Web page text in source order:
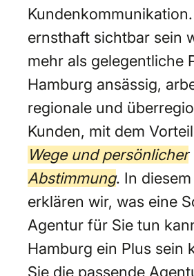
ernsthaft sichtbar sein
mehr als gelegentliche
Hamburg ansässig,
regionale und
Kunden, mit dem Vorteil
Wege und persönlicher
Abstimmung. In
erklären wir, was eine
Agentur für Sie tun
Hamburg ein Plus sein
Sie die passende